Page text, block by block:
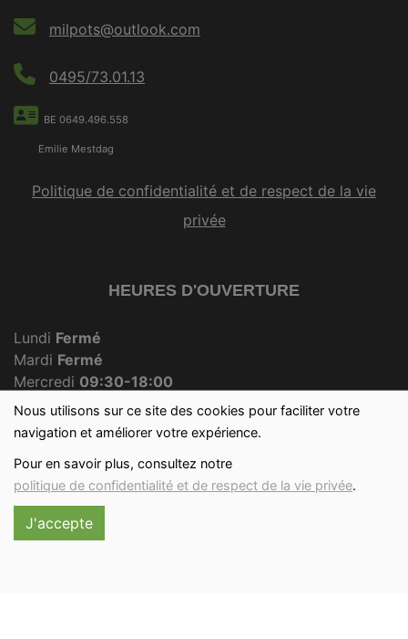
Nous utilisons sur ce site des cookies pour faciliter votre
navigation et améliorer votre expérience.
Pour en savoir plus, consultez notre
politique de confidentialité et de respect de la vie privée.
J'accepte
milpots@outlook.com
0495/73.01.13
BE 0649.496.558
Emilie Mestdag
Politique de confidentialité et de respect de la vie
privée
HEURES D'OUVERTURE
Lundi Fermé
Mardi Fermé
Mercredi 09:30-18:00
JeudiFermé
Vendredi 09:30-18:00
Dimanche09:30-12:00